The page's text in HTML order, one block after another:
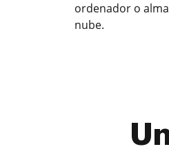
ordenador o
nube.